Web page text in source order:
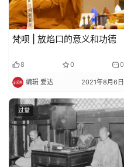
院
巡
礼
视
频
纪
录
佛
梵呗 | 放焰口的意义和功德
8 0 0
编辑 爱达 2021年8月6日
过堂